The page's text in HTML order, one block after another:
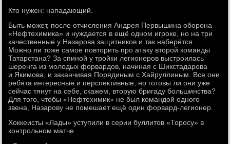
Кто нужен: нападающий.
Быть может, после отчисления Андрея Первышина оборона
«Нефтехимика» и нуждается в ещё одном игроке, но на три
качественные у Назарова защитников и так наберётся.
Можно ли тоже самое повторить про атаку второй команды
Татарстана? За спиной у тройки легионеров выстроилась
шеренга из молодых форвардов, начиная с Шикстадарова
и Якимова, и заканчивая Порядиным с Хайруллиным. Все они
ребята интересные и перспективные, но готовы ли они уже
сейчас тянут на себе, скажем, вторую бригаду большинства?
Для того, чтобы «Нефтехимик» не был командой одного
звена, Назарову не помешает ещё один форвард-легионер.
Хоккеисты «Лады» уступили в серии буллитов «Торосу» в
контрольном матче